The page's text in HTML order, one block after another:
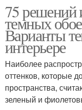
75 решений
темных
Варианты
интерьере
Наиболее
оттенков, которые
пространства,
зеленый и